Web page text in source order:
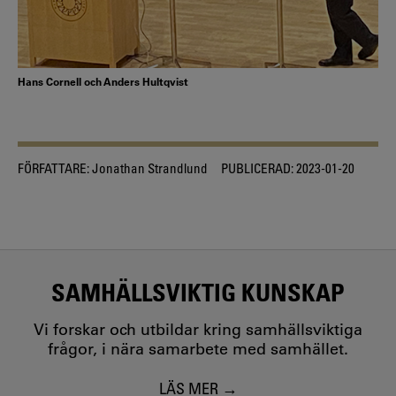
Hans Cornell och Anders Hultqvist
FÖRFATTARE:Jonathan Strandlund PUBLICERAD:2023-01-20
SAMHÄLLSVIKTIG KUNSKAP
Vi forskar och utbildar kring samhällsviktiga
frågor, i nära samarbete med samhället.
LÄS MER